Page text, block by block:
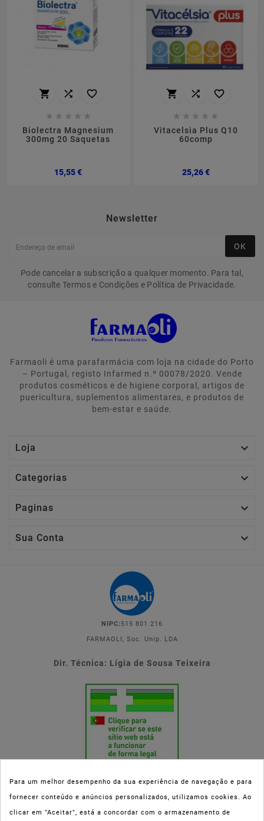
  
    
Biolectra Magnesium
300mg 20 Saquetas
15,55 €Preço
  
    
Vitacelsia Plus Q10
60comp
25,26 €Preço
Newsletter
OK
Pode cancelar a subscrição a qualquer momento. Para tal,
consulte Termos e Condições e Política de Privacidade.
Farmaoli é uma parafarmácia com loja na cidade do Porto
– Portugal, registo Infarmed n.º 00078/2020. Vende
produtos cosméticos e de higiene corporal, artigos de
puericultura, suplementos alimentares, e produtos de
bem-estar e saúde.
Loja 
Categorias 
Paginas 
Sua Conta 
NIPC: 515 801 216
FARMAOLI, Soc. Unip. LDA
Dir. Técnica: Lígia de Sousa Teixeira
Esta parafarmácia (Farmaoli) encontra-se autorizada pelo INFARMED
Para um melhor desempenho da sua experiência de navegação e para
fornecer conteúdo e anúncios personalizados, utilizamos cookies. Ao
clicar em "Aceitar", está a concordar com o armazenamento de